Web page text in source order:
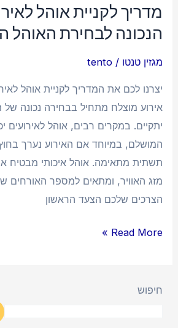
מדריך לקניית אוהל
הנכונה לבחירת האוהל
מגזין טנטו /
tento
יצרנו לכם את המדריך לקניית אוהל
אירוע מוצלח מתחיל בבחירה נכונה
יתקיים. במקרים רבים, אוהל לאירועים
המושלם, במיוחד אם האירוע נערך
תשתית מתאימה. אוהל איכותי מבטיח
מזג האוויר, ומתאים למספר האורחים
הצרכים שלכם הצעד הראשון
Read More »
חיפוש